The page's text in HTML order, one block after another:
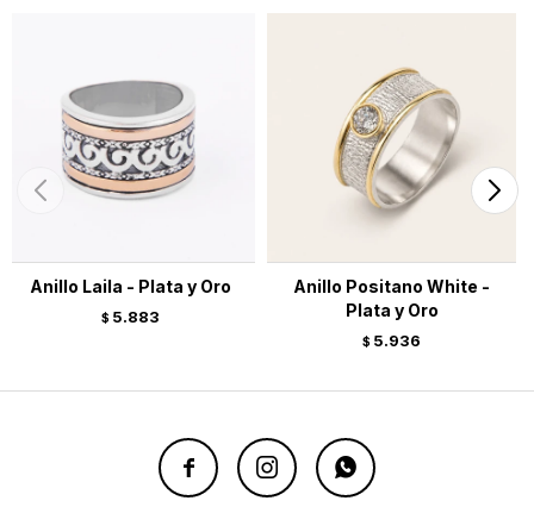
Anillo Laila - Plata y Oro
$ 5.883
Anillo Positano White -
Plata y Oro
$ 5.936
  